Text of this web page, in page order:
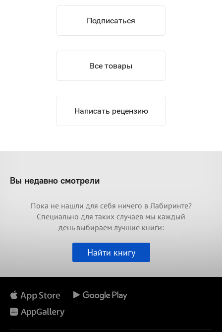
Подписаться
Все товары
Написать рецензию
Вы недавно смотрели
Пока не нашли для себя ничего в Лабиринте?
Специально для таких случаев мы каждый
день выбираем лучшие книги:
Найти книгу